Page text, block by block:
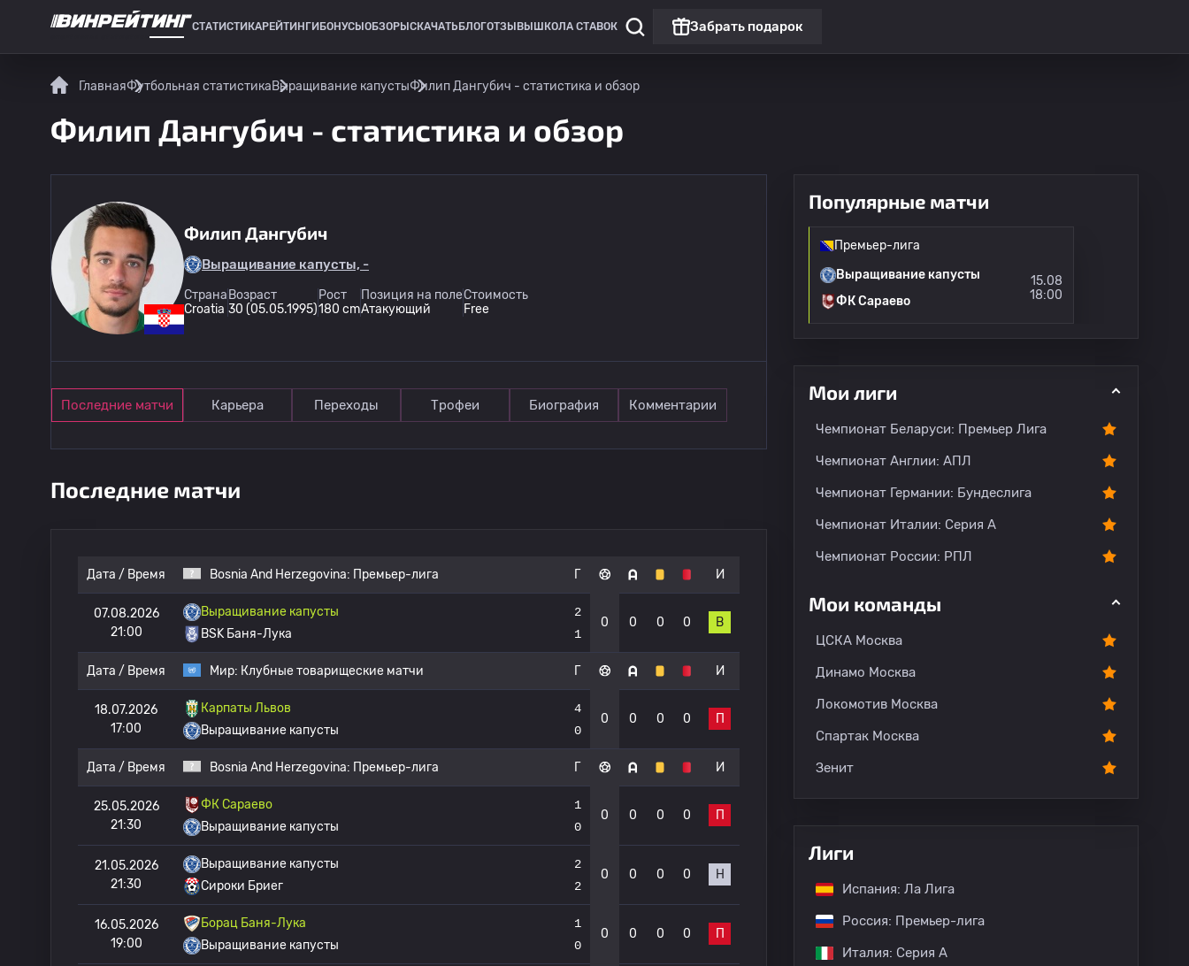
СТАТИСТИКАРЕЙТИНГИ БОНУСЫ ОБЗОРЫ СКАЧАТЬ БЛОГОТЗЫВЫ ШКОЛА СТАВОК Забрать подарок
ГлавнаяФутбольная статистикаВыращивание капустыФилип Дангубич - статистика и обзор
Филип Дангубич - статистика и обзор
Филип Дангубич
Выращивание капусты, -
Страна
Croatia
Возраст
30 (05.05.1995)
Рост
180 cm
Позиция на поле
Атакующий
Стоимость
Free
Последние матчи Карьера Переходы Трофеи Биография Комментарии
Последние матчи
Дата / Время Bosnia And Herzegovina: Премьер-лига Г И
07.08.2026
21:00
Выращивание капусты
BSK Баня-Лука
2
1
0 0 0 0 В
Дата / Время Мир: Клубные товарищеские матчи Г И
18.07.2026
17:00
Карпаты Львов
Выращивание капусты
4
0
0 0 0 0 П
Дата / Время Bosnia And Herzegovina: Премьер-лига Г И
25.05.2026
21:30
ФК Сараево
Выращивание капусты
1
0
0 0 0 0 П
21.05.2026
21:30
Выращивание капусты
Сироки Бриег
2
2
0 0 0 0 Н
16.05.2026
19:00
Борац Баня-Лука
Выращивание капусты
1
0
0 0 0 0 П
Популярные матчи
Премьер-лига
Выращивание капусты
ФК Сараево
15.08
18:00
Мои лиги
Чемпионат Беларуси: Премьер Лига
Чемпионат Англии: АПЛ
Чемпионат Германии: Бундеслига
Чемпионат Италии: Серия А
Чемпионат России: РПЛ
Мои команды
ЦСКА Москва
Динамо Москва
Локомотив Москва
Спартак Москва
Зенит
Лиги
Испания: Ла Лига
Россия: Премьер-лига
Италия: Серия А